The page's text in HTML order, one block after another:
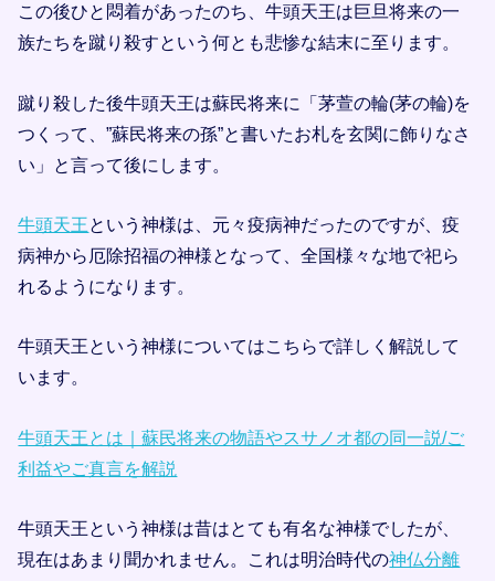
この後ひと悶着があったのち、牛頭天王は巨旦将来の一
族たちを蹴り殺すという何とも悲惨な結末に至ります。
蹴り殺した後牛頭天王は蘇民将来に「茅萱の輪(茅の輪)を
つくって、”蘇民将来の孫”と書いたお札を玄関に飾りなさ
い」と言って後にします。
牛頭天王という神様は、元々疫病神だったのですが、疫
病神から厄除招福の神様となって、全国様々な地で祀ら
れるようになります。
牛頭天王という神様についてはこちらで詳しく解説して
います。
牛頭天王とは｜蘇民将来の物語やスサノオ都の同一説/ご
利益やご真言を解説
牛頭天王という神様は昔はとても有名な神様でしたが、
現在はあまり聞かれません。これは明治時代の神仏分離